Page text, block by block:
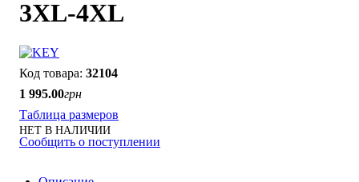
3XL-4XL
32104
1 995.00грн
Таблица размеров
НЕТ В НАЛИЧИИ
Сообщить о поступлении